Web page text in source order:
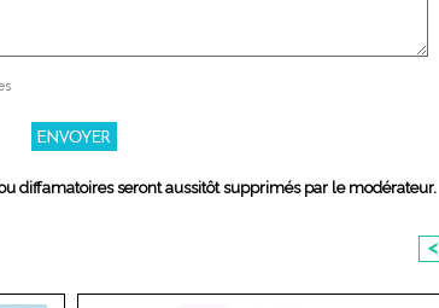
diffamatoires seront aussitôt supprimés par le modérateur.
<